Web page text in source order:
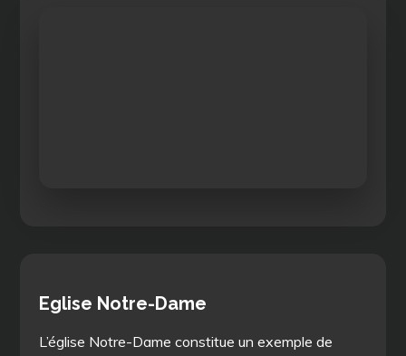
Eglise Notre-Dame
L’église Notre-Dame constitue un exemple de